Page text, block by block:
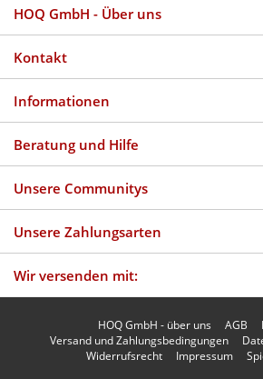
HOQ GmbH - Über uns
Kontakt
Informationen
Beratung und Hilfe
Unsere Communitys
Unsere Zahlungsarten
Wir versenden mit:
HOQ GmbH - über uns AGB
Versand und Zahlungsbedingungen
Widerrufsrecht
Impressum